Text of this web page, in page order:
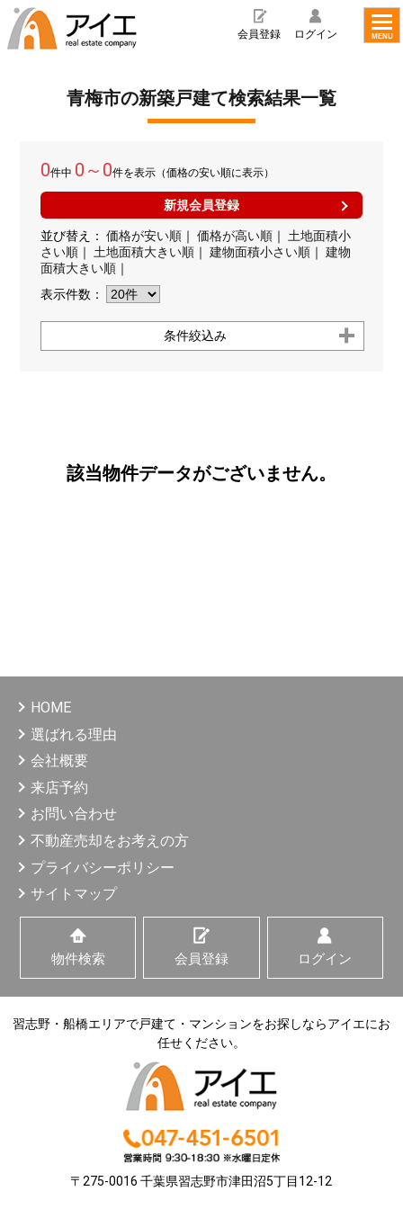
MENU
会員登録 ログイン
青梅市の新築戸建て検索結果一覧
0件中 0～0件を表示（価格の安い順に表示）
新規会員登録
並び替え： 価格が安い順｜ 価格が高い順｜ 土地面積小
さい順｜ 土地面積大きい順｜ 建物面積小さい順｜ 建物
面積大きい順｜
表示件数：
条件絞込み
該当物件データがございません。
HOME
選ばれる理由
会社概要
来店予約
お問い合わせ
不動産売却をお考えの方
プライバシーポリシー
サイトマップ
物件検索 会員登録 ログイン
習志野・船橋エリアで戸建て・マンションをお探しならアイエにお
任せください。
〒275-0016 千葉県習志野市津田沼5丁目12-12